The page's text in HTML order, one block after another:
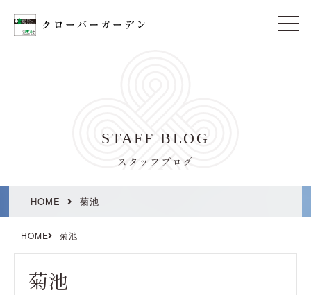
t
STAFF BLOG
スタッフブログ
HOME 菊池
HOME 菊池
菊池